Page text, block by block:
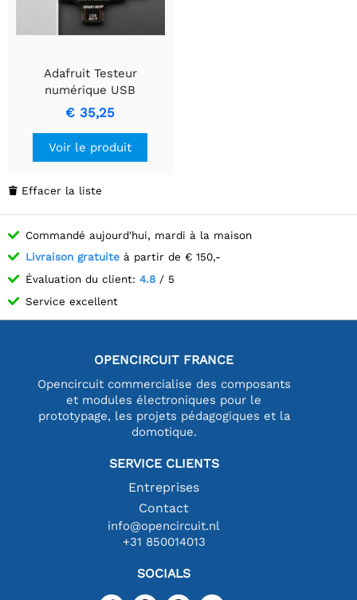
Adafruit Testeur
numérique USB
multifonctionnel - USB A
et C
€ 35,25
Voir le produit
 Effacer la liste
Commandé aujourd'hui, mardi à la maison
Livraison gratuite à partir de € 150,-
Évaluation du client: 4.8 / 5
Service excellent
OPENCIRCUIT FRANCE
Opencircuit commercialise des composants
et modules électroniques pour le
prototypage, les projets pédagogiques et la
domotique.
SERVICE CLIENTS
Entreprises
Contact
info@opencircuit.nl
+31 850014013
SOCIALS